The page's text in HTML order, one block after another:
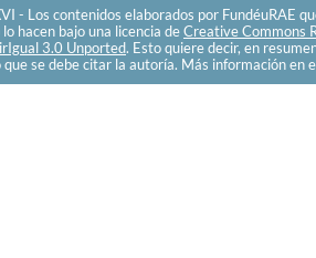
- Los contenidos elaborados por FundéuRAE
hacen bajo una licencia de Creative Commons
3.0 Unported. Esto quiere decir, en
se debe citar la autoría. Más información en